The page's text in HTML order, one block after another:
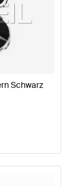
Schwarz